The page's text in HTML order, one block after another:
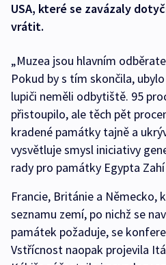
USA, které se zavázaly
vrátit.
„Muzea jsou hlavním
Pokud by s tím skončila,
lupiči neměli odbytiště. 95
přistoupilo, ale těch pět
kradené památky tajně a
vysvětluje smysl iniciativy
rady pro památky Egypta Zahí
Francie, Británie a Německo,
seznamu zemí, po nichž se
památek požaduje, se
Vstřícnost naopak projevila